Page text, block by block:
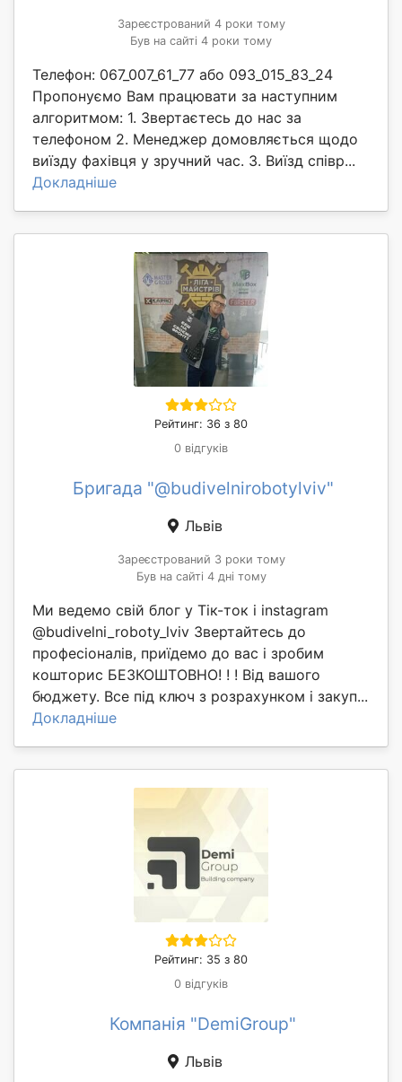
Зареєстрований 4 роки тому
Був на сайті 4 роки тому
Телефон: 067_007_61_77 або 093_015_83_24
Пропонуємо Вам працювати за наступним
алгоритмом: 1. Звертаєтесь до нас за
телефоном 2. Менеджер домовляється щодо
виїзду фахівця у зручний час. 3. Виїзд співр...
Докладніше
Рейтинг: 36 з 80
0 відгуків
Бригада "@budivelnirobotylviv"
Львів
Зареєстрований 3 роки тому
Був на сайті 4 дні тому
Ми ведемо свій блог у Тік-ток і instagram
@budivelni_roboty_lviv Звертайтесь до
професіоналів, приїдемо до вас і зробим
кошторис БЕЗКОШТОВНО! ! ! Від вашого
бюджету. Все під ключ з розрахунком і закуп...
Докладніше
Рейтинг: 35 з 80
0 відгуків
Компанія "DemiGroup"
Львів